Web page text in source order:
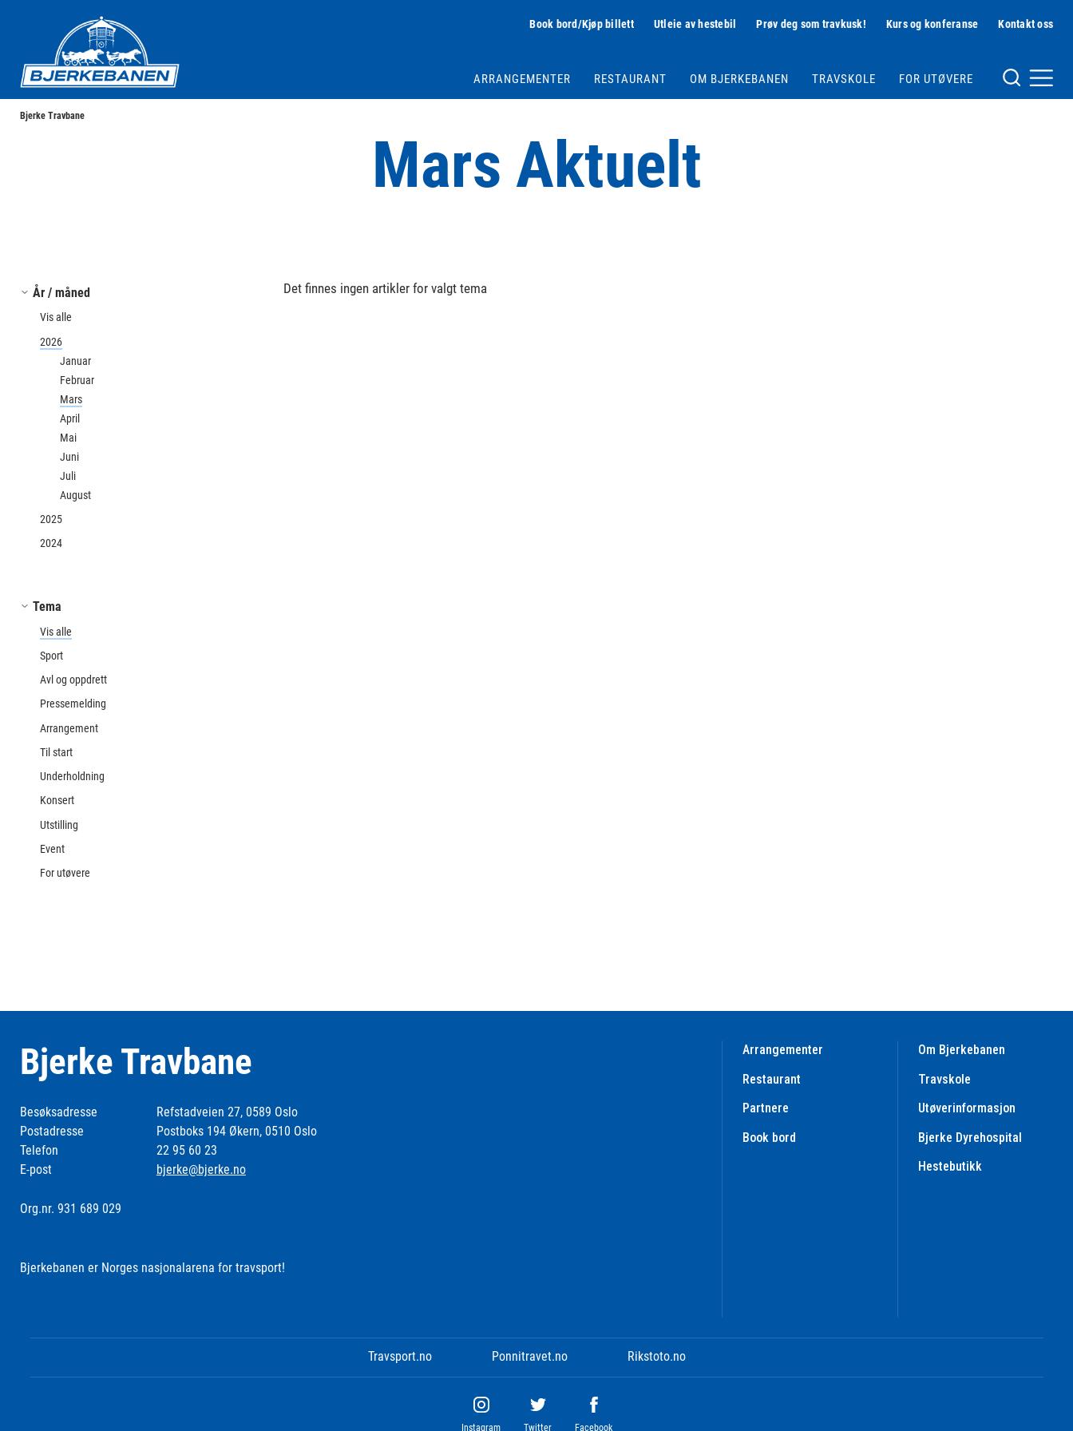
Book bord/Kjøp billett Utleie av hestebil Prøv deg som travkusk! Kurs og konferanse Kontakt oss
ARRANGEMENTER RESTAURANT OM BJERKEBANEN TRAVSKOLE FOR UTØVERE
Bjerke Travbane
Mars Aktuelt
År / måned
Vis alle
2026
Januar
Februar
Mars
April
Mai
Juni
Juli
August
2025
2024
Tema
Vis alle
Sport
Avl og oppdrett
Pressemelding
Arrangement
Til start
Underholdning
Konsert
Utstilling
Event
For utøvere
Det finnes ingen artikler for valgt tema
Bjerke Travbane
Besøksadresse
Refstadveien 27, 0589 Oslo
Postadresse
Postboks 194 Økern, 0510 Oslo
Telefon
22 95 60 23
E-post
bjerke@bjerke.no
Org.nr. 931 689 029
Bjerkebanen er Norges nasjonalarena for travsport!
Arrangementer
Restaurant
Partnere
Book bord
Om Bjerkebanen
Travskole
Utøverinformasjon
Bjerke Dyrehospital
Hestebutikk
Travsport.no Ponnitravet.no Rikstoto.no
Instagram Twitter Facebook